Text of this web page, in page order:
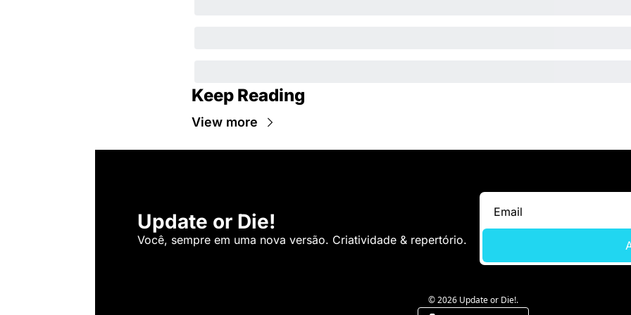
Keep Reading
View more
Update or Die!
Você, sempre em uma nova versão. Criatividade & repertório.
© 2026 Update or Die!.